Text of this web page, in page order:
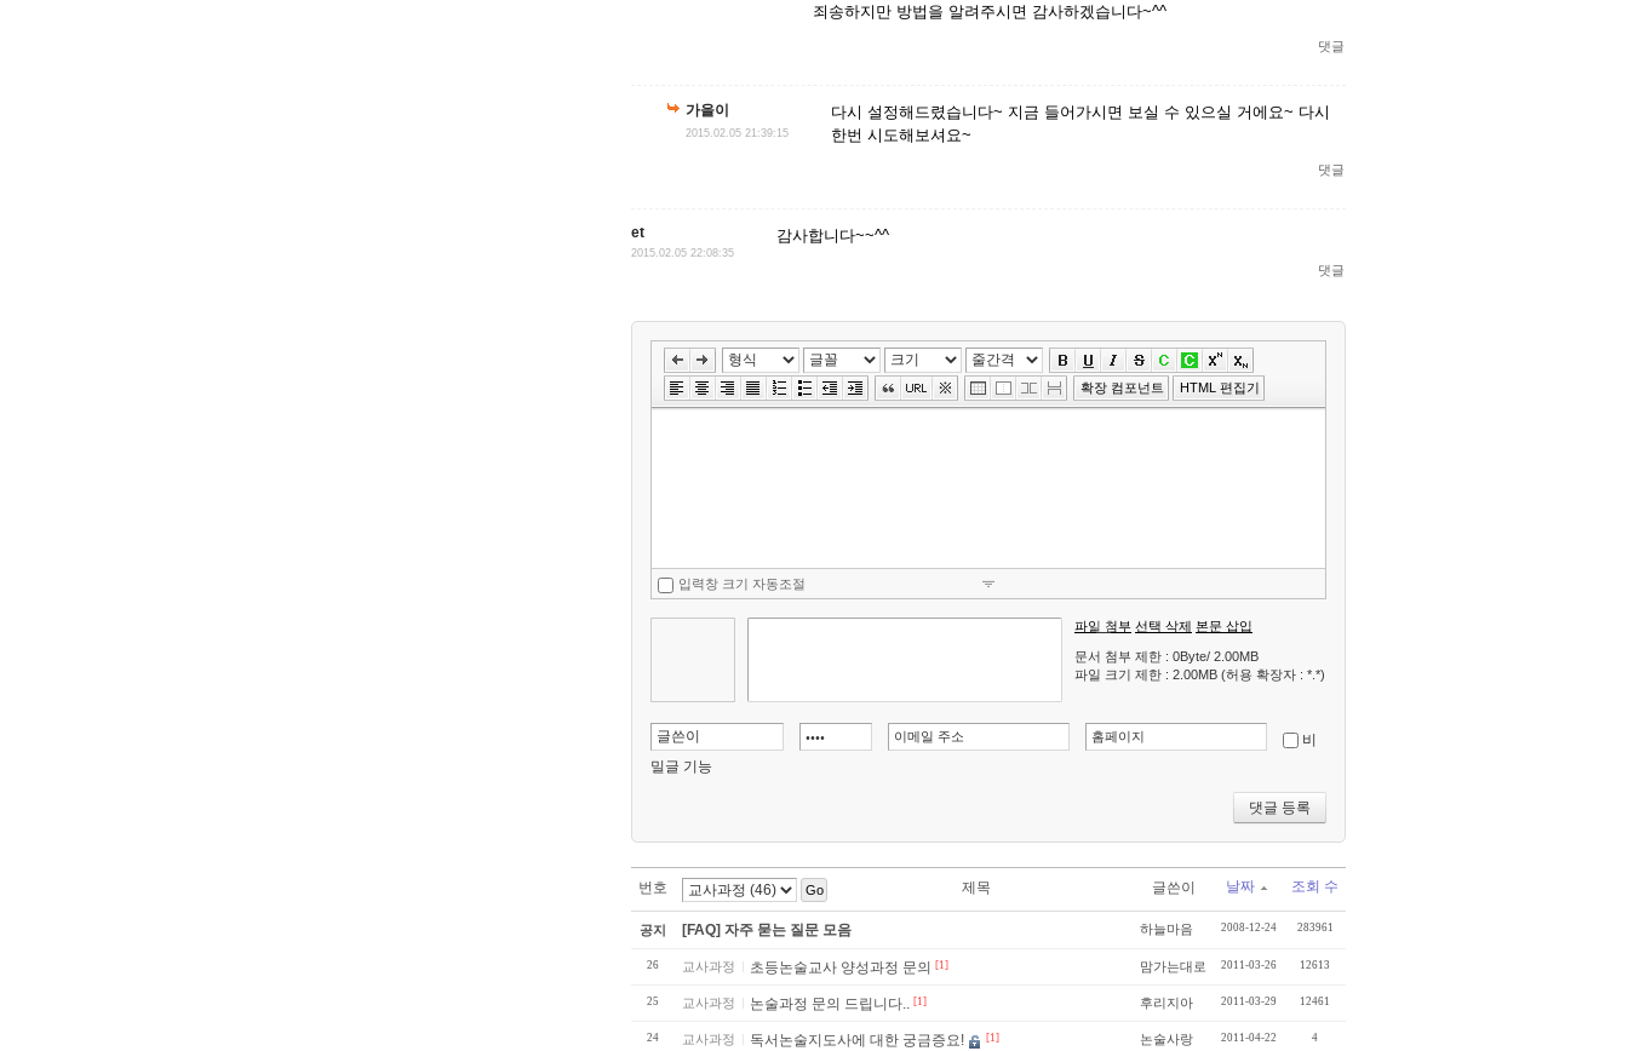
죄송하지만 방법을 알려주시면 감사하겠습니다~^^
댓글
가을이
2015.02.05 21:39:15
다시 설정해드렸습니다~ 지금 들어가시면 보실 수 있으실 거에요~ 다시
한번 시도해보셔요~
댓글
et
2015.02.05 22:08:35
감사합니다~~^^
댓글
도
확장 컴포넌트 HTML 편집기
입력창 크기 자동조절
파일 첨부 선택 삭제 본문 삽입
문서 첨부 제한 : 0Byte/ 2.00MB
파일 크기 제한 : 2.00MB (허용 확장자 : *.*)
비
밀글 기능
번호 Go 제목 글쓴이 날짜 조회 수
공지 [FAQ] 자주 묻는 질문 모음 하늘마음 2008-12-24 283961
26 교사과정 초등논술교사 양성과정 문의 [1] 맘가는대로 2011-03-26 12613
25 교사과정 논술과정 문의 드립니다.. [1] 후리지아 2011-03-29 12461
24 교사과정 독서논술지도사에 대한 궁금증요! [1] 논술사랑 2011-04-22 4